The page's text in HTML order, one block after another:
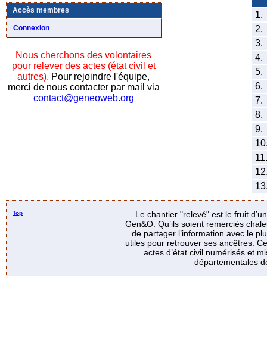
Accès membres
Connexion
Nous cherchons des volontaires
pour relever des actes (état civil et
autres). Pour rejoindre l'équipe,
merci de nous contacter par mail via
contact@geneoweb.org
1.
2.
3.
4.
5.
6.
7.
8.
9.
11.
Top
Le chantier "relevé" est le fruit
Gen&O. Qu’ils soient remerciés
de partager l’information avec le
utiles pour retrouver ses ancêtres.
actes d’état civil numérisés et
départementales